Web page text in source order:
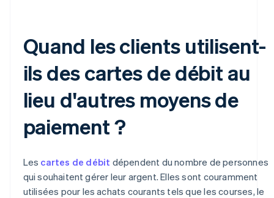
Quand les clients utilisent-
ils des cartes de débit au
lieu d'autres moyens de
paiement ?
Les cartes de débit dépendent du nombre de personnes
qui souhaitent gérer leur argent. Elles sont couramment
utilisées pour les achats courants tels que les courses, le